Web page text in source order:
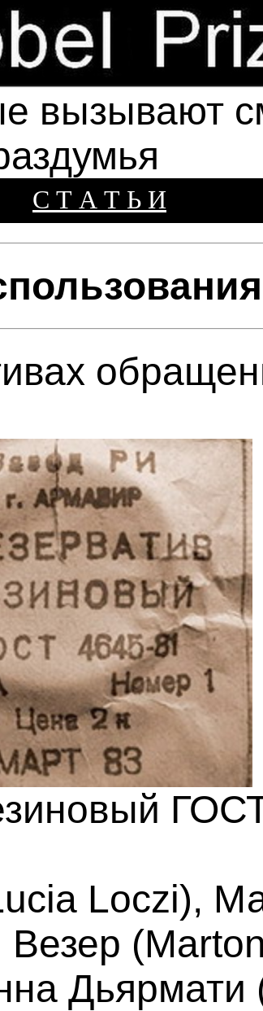
вызывают
С Т А Т Ь И
Loczi),
Дьярмати